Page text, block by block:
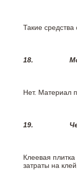
Такие
18.
Нет. Материал
19.
Клеевая
затраты на